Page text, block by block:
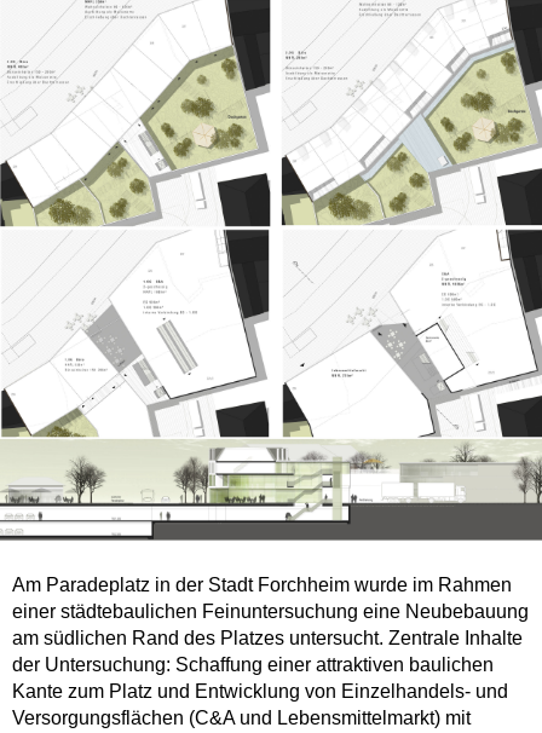
Am Paradeplatz in der Stadt Forchheim wurde im Rahmen
einer städtebaulichen Feinuntersuchung eine Neubebauung
am südlichen Rand des Platzes untersucht. Zentrale Inhalte
der Untersuchung: Schaffung einer attraktiven baulichen
Kante zum Platz und Entwicklung von Einzelhandels- und
Versorgungsflächen (C&A und Lebensmittelmarkt) mit